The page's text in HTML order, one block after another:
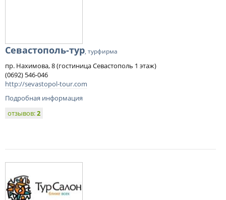
Севастополь-тур, турфирма
пр. Нахимова, 8 (гостиница Севастополь 1 этаж)
(0692) 546-046
http://sevastopol-tour.com
Подробная информация
отзывов:2